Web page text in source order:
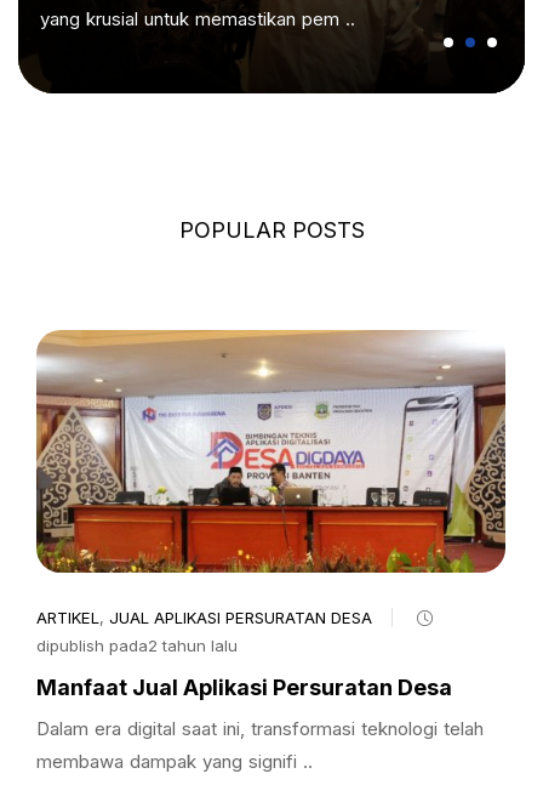
yang krusial untuk memastikan pem ..
POPULAR POSTS
ARTIKEL , JUAL APLIKASI PERSURATAN DESA
dipublish pada2 tahun lalu
Manfaat Jual Aplikasi Persuratan Desa
Dalam era digital saat ini, transformasi teknologi telah
membawa dampak yang signifi ..